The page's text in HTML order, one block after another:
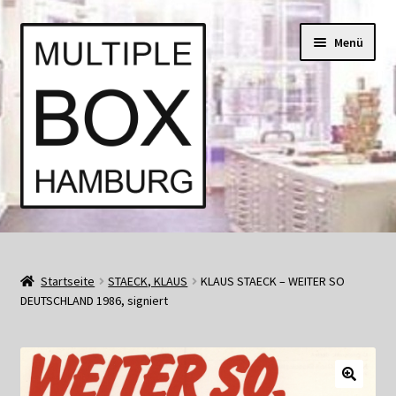
Zur
Navigation
Springe
zum
Menü
Start
AGB
Bücher und Kataloge
Startseite STAECK, KLAUS
KLAUS STAECK – WEITER SO
DEUTSCHLAND 1986, signiert